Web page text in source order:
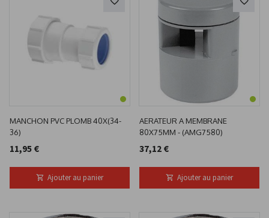
MANCHON PVC PLOMB 40X(34-
36)
11,95 €
Ajouter au panier
AERATEUR A MEMBRANE
80X75MM - (AMG7580)
37,12 €
Ajouter au panier